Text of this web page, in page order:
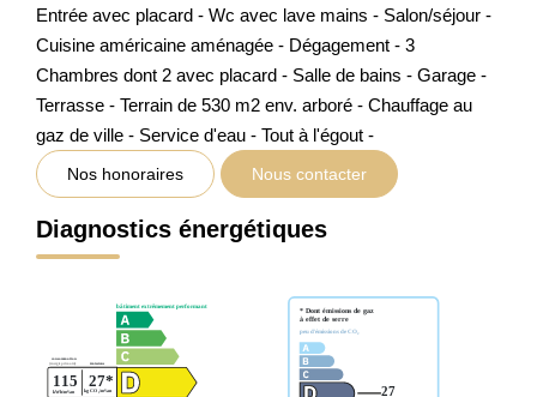
Entrée avec placard - Wc avec lave mains - Salon/séjour -
Cuisine américaine aménagée - Dégagement - 3
Chambres dont 2 avec placard - Salle de bains - Garage -
Terrasse - Terrain de 530 m2 env. arboré - Chauffage au
gaz de ville - Service d'eau - Tout à l'égout -
Nos honoraires Nous contacter
Diagnostics énergétiques